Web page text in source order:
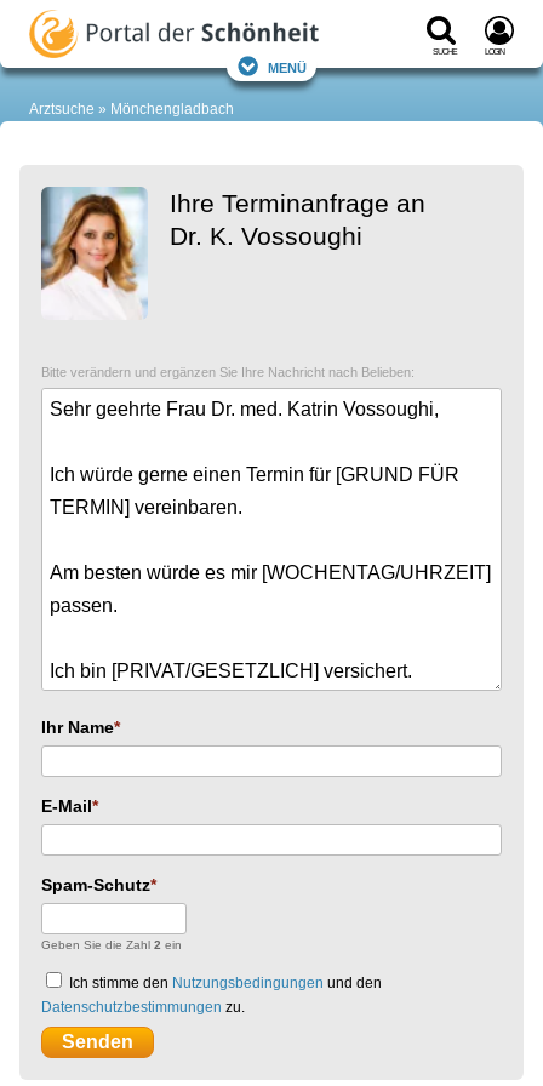
Suche Login
Menü
Arztsuche Mönchengladbach
Ihre Terminanfrage an
Dr. K. Vossoughi
Bitte verändern und ergänzen Sie Ihre Nachricht nach Belieben:
Ihr Name
E-Mail
Spam-Schutz
Geben Sie die Zahl 2 ein
Ich stimme den Nutzungsbedingungen und den
Datenschutzbestimmungen zu.